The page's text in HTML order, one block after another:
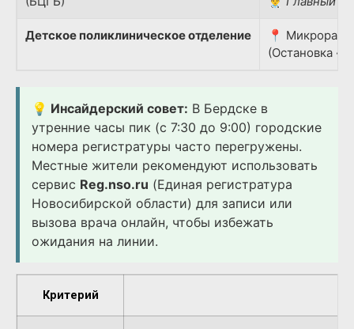
Детское поликлиническое отделение
📍
(Остановка
💡 Инсайдерский совет: В Бердске в
утренние часы пик (с 7:30 до 9:00) городские
номера регистратуры часто перегружены.
Местные жители рекомендуют использовать
сервис Reg.nso.ru (Единая регистратура
Новосибирской области) для записи или
вызова врача онлайн, чтобы избежать
ожидания на линии.
Критерий